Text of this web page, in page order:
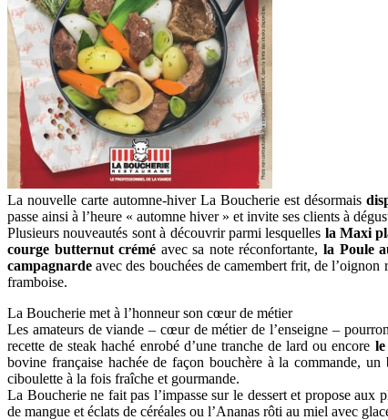
La nouvelle carte automne-hiver La Boucherie est désormais
passe ainsi à l’heure « automne hiver » et invite ses clients à
Plusieurs nouveautés sont à découvrir parmi lesquelles la Maxi
courge butternut crémé avec sa note réconfortante,la Poule
campagnarde avec des bouchées de camembert frit, de
framboise.
La Boucherie met à l’honneur son cœur de métier
Les amateurs de viande – cœur de métier de l’enseigne –
recette de steak haché enrobé d’une tranche de lard ou encore
bovine française hachée de façon bouchère à la commande,
ciboulette à la fois fraîche et gourmande.
La Boucherie ne fait pas l’impasse sur le dessert et propose aux
de mangue et éclats de céréales ou l’Ananas rôti au miel avec